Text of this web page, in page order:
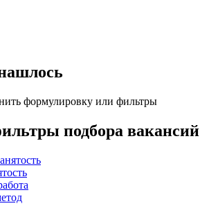
формулировку или фильтры
подбора вакансий